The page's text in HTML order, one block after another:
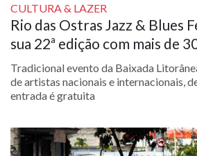
CULTURA & LAZER
Rio das Ostras Jazz & Blues
sua 22ª edição com mais de
Tradicional evento da Baixada
de artistas nacionais e internacionais,
entrada é gratuita